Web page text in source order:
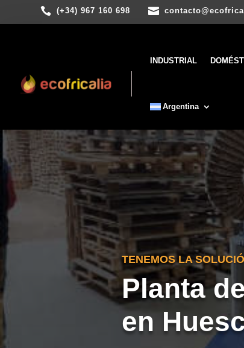
 (+34) 967 160 698 
INDUSTRIAL
Argentina
TENEMOS LA
Planta
en